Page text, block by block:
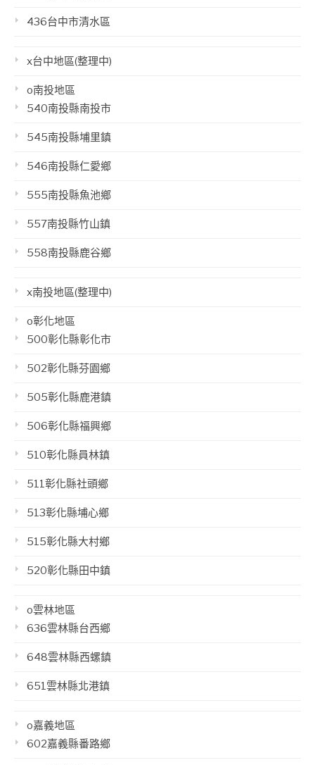
436台中市清水區
x台中地區(整理中)
o南投地區
540南投縣南投市
545南投縣埔里鎮
546南投縣仁愛鄉
555南投縣魚池鄉
557南投縣竹山鎮
558南投縣鹿谷鄉
x南投地區(整理中)
o彰化地區
500彰化縣彰化市
502彰化縣芬園鄉
505彰化縣鹿港鎮
506彰化縣福興鄉
510彰化縣員林鎮
511彰化縣社頭鄉
513彰化縣埔心鄉
515彰化縣大村鄉
520彰化縣田中鎮
o雲林地區
636雲林縣台西鄉
648雲林縣西螺鎮
651雲林縣北港鎮
o嘉義地區
602嘉義縣番路鄉